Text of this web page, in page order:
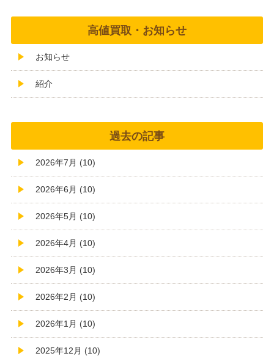
高値買取・お知らせ
お知らせ
紹介
過去の記事
2026年7月 (10)
2026年6月 (10)
2026年5月 (10)
2026年4月 (10)
2026年3月 (10)
2026年2月 (10)
2026年1月 (10)
2025年12月 (10)